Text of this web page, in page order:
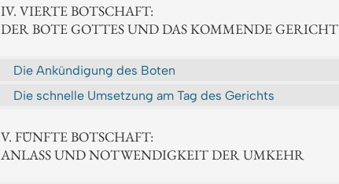
IV. VIERTE BOTSCHAFT:
DER BOTE GOTTES UND DAS KOMMENDE GERICHT
Die Ankündigung des Boten
Die schnelle Umsetzung am Tag des Ge­richts
V. FÜNFTE BOTSCHAFT:
ANLASS UND NOTWENDIGKEIT DER UMKEHR